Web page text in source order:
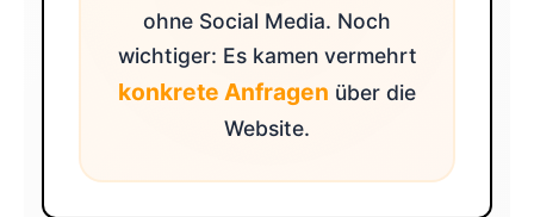
ohne Social Media. Noch
wichtiger: Es kamen vermehrt
konkrete Anfragen über die
Website.